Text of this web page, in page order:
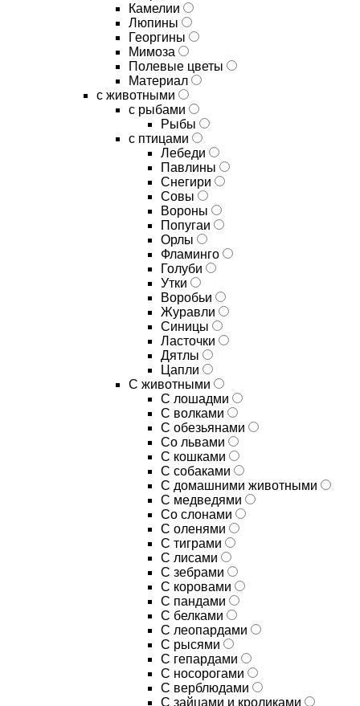
Камелии
Люпины
Георгины
Мимоза
Полевые цветы
Материал
с животными
с рыбами
Рыбы
с птицами
Лебеди
Павлины
Снегири
Совы
Вороны
Попугаи
Орлы
Фламинго
Голуби
Утки
Воробьи
Журавли
Синицы
Ласточки
Дятлы
Цапли
С животными
С лошадми
С волками
С обезьянами
Со львами
С кошками
С собаками
С домашними животными
С медведями
Со слонами
С оленями
С тиграми
С лисами
С зебрами
С коровами
С пандами
С белками
С леопардами
С рысями
С гепардами
С носорогами
С верблюдами
С зайцами и кроликами